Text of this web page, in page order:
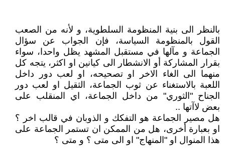
بالنظر الى بنية المنظومة السلطوية، و لأنه من الصعب
القول بالمنظومة السياسة، فإن الجواب عن سؤال
الجماعة و مآلها في مستقبل المشهد يظل واحدا، سواء
بقرار المشاركة أو الانشطار الى كيانين او اكثر، يتجه كل
منهما الى الغاء الاخر او تصحيحه، او لعب دور داخل
اللعبة بالاستغناء عن ثوب الجماعة، الثقيل او لعب دور
الجناح "الثوري" من داخل الجماعة، اي المنقلب على
بعض لاآتها ..
هل مصير الجماعة هو التفكك و الذوبان في قالب اخر ؟
او بعبارة أخرى، هل من الممكن ان تستمر الجماعة على
هذا المنوال او "المنهاج" او الى متى ؟ و متى ؟